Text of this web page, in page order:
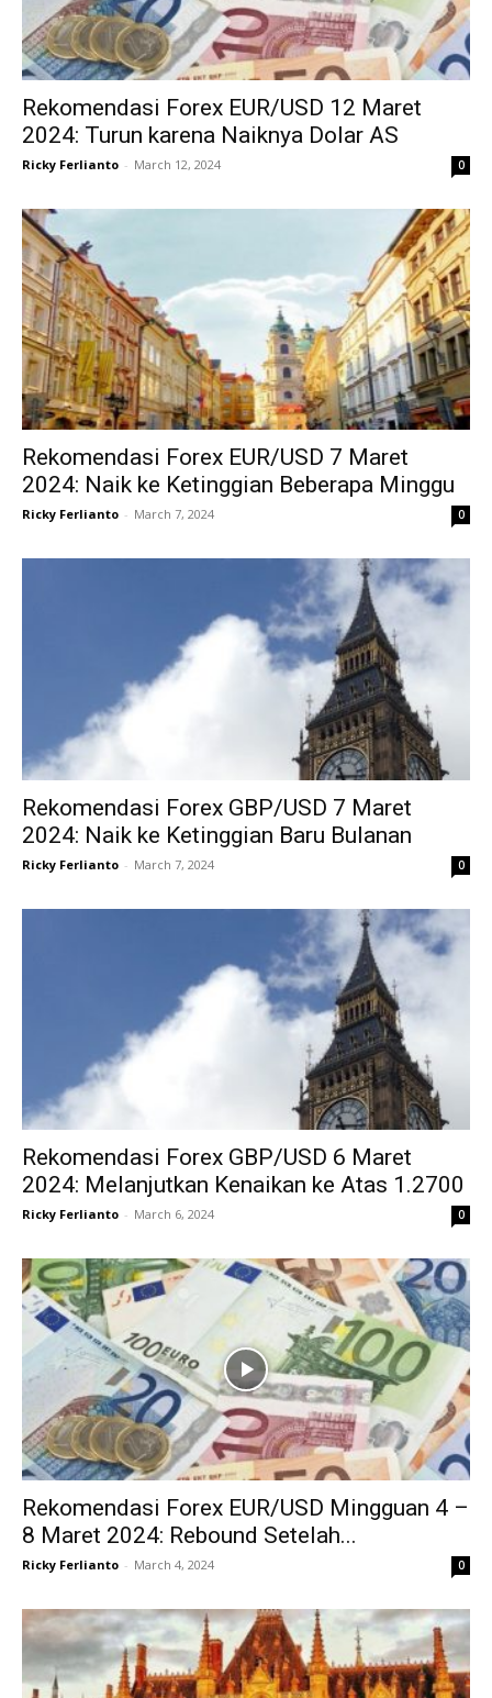
Rekomendasi Forex EUR/USD 12 Maret
2024: Turun karena Naiknya Dolar AS
Ricky Ferlianto - March 12, 2024 0
Rekomendasi Forex EUR/USD 7 Maret
2024: Naik ke Ketinggian Beberapa Minggu
Ricky Ferlianto - March 7, 2024 0
Rekomendasi Forex GBP/USD 7 Maret
2024: Naik ke Ketinggian Baru Bulanan
Ricky Ferlianto - March 7, 2024 0
Rekomendasi Forex GBP/USD 6 Maret
2024: Melanjutkan Kenaikan ke Atas 1.2700
Ricky Ferlianto - March 6, 2024 0
Rekomendasi Forex EUR/USD Mingguan 4 –
8 Maret 2024: Rebound Setelah...
Ricky Ferlianto - March 4, 2024 0